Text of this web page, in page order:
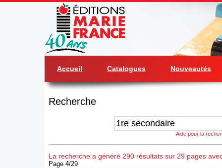
Accueil Catalogues Nouveautés
Recherche
Aide pour la
La recherche a généré 290 résultats sur 29 pages
Page 4/29